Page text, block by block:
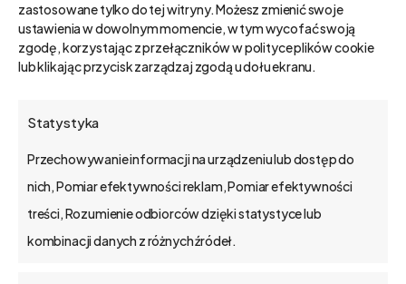
zastosowane tylko do tej witryny. Możesz zmienić swoje
ustawienia w dowolnym momencie, w tym wycofać swoją
zgodę, korzystając z przełączników w polityce plików cookie
lub klikając przycisk zarządzaj zgodą u dołu ekranu.
Statystyka
Przechowywanie informacji na urządzeniu lub dostęp do
nich, Pomiar efektywności reklam, Pomiar efektywności
treści, Rozumienie odbiorców dzięki statystyce lub
kombinacji danych z różnych źródeł.
zapewniającpełną kontrolęnad
finansami projektu.
advisor
Pozostałe odcinki: